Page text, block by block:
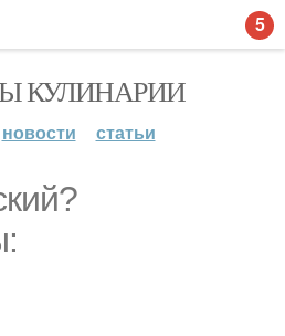
КУЛИНАРИИ
новости статьи
5